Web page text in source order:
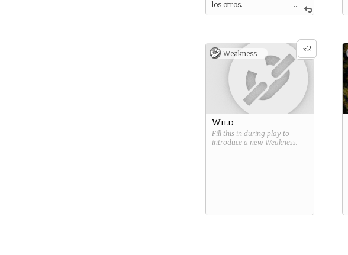
...
los otros.
por ser portentos físicos
incluso en sus formas
humanas y los animagos
por sus capacidades como
espías. Aunque no debe
desdeñarse su especial
talento para todos los
hechizos de
transformaciones.
x2
Weakness -
Wild
Fill this in during play to
introduce a new Weakness.